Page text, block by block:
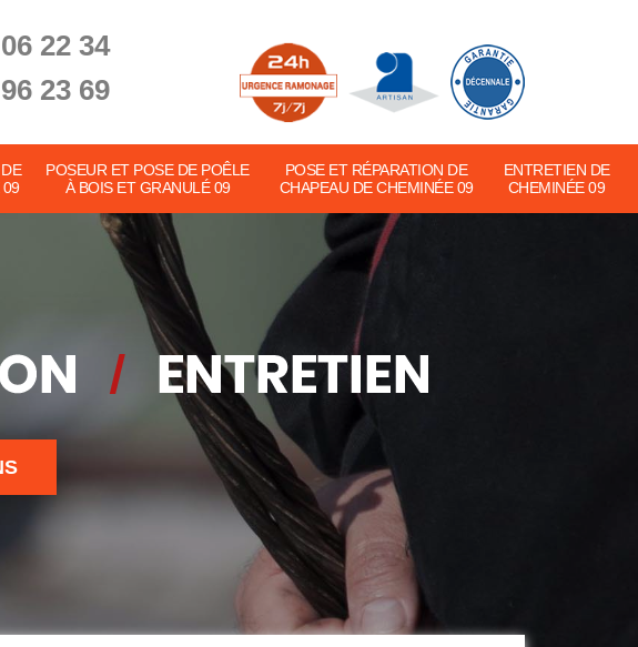
22 34
23 69
09
POSEUR ET POSE DE POÊLE
À BOIS ET GRANULÉ 09
POSE ET RÉPARATION DE
CHAPEAU DE CHEMINÉE 09
ENTRETIEN DE
CHEMINÉE 09